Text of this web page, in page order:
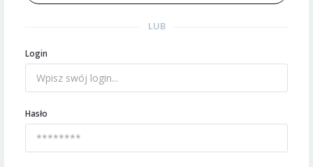
LUB
Login
Hasło